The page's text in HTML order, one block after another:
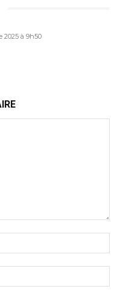
2025 à 9h50
:*
:*